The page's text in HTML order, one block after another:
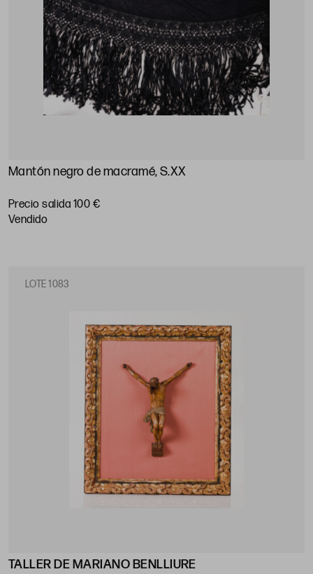
Mantón negro de macramé, S.XX
Precio salida 100 €
vendido
LOTE 1083
TALLER DE MARIANO BENLLIURE